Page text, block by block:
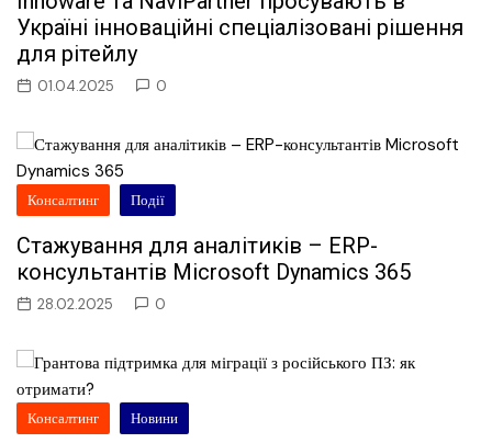
Україні інноваційні спеціалізовані рішення
для рітейлу
01.04.2025 0
Консалтинг Події
Стажування для аналітиків – ERP-
консультантів Microsoft Dynamics 365
28.02.2025 0
Консалтинг Новини